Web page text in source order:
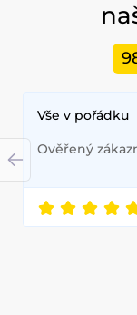
Vše v pořádku
Ověřený